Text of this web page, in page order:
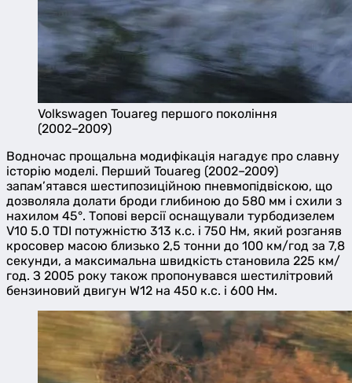
Volkswagen Touareg першого покоління
(2002–2009)
Водночас прощальна модифікація нагадує про славну
історію моделі. Перший Touareg (2002–2009)
запам’ятався шестипозиційною пневмопідвіскою, що
дозволяла долати броди глибиною до 580 мм і схили з
нахилом 45°. Топові версії оснащували турбодизелем
V10 5.0 TDI потужністю 313 к.с. і 750 Нм, який розганяв
кросовер масою близько 2,5 тонни до 100 км/год за 7,8
секунди, а максимальна швидкість становила 225 км/
год. З 2005 року також пропонувався шестилітровий
бензиновий двигун W12 на 450 к.с. і 600 Нм.